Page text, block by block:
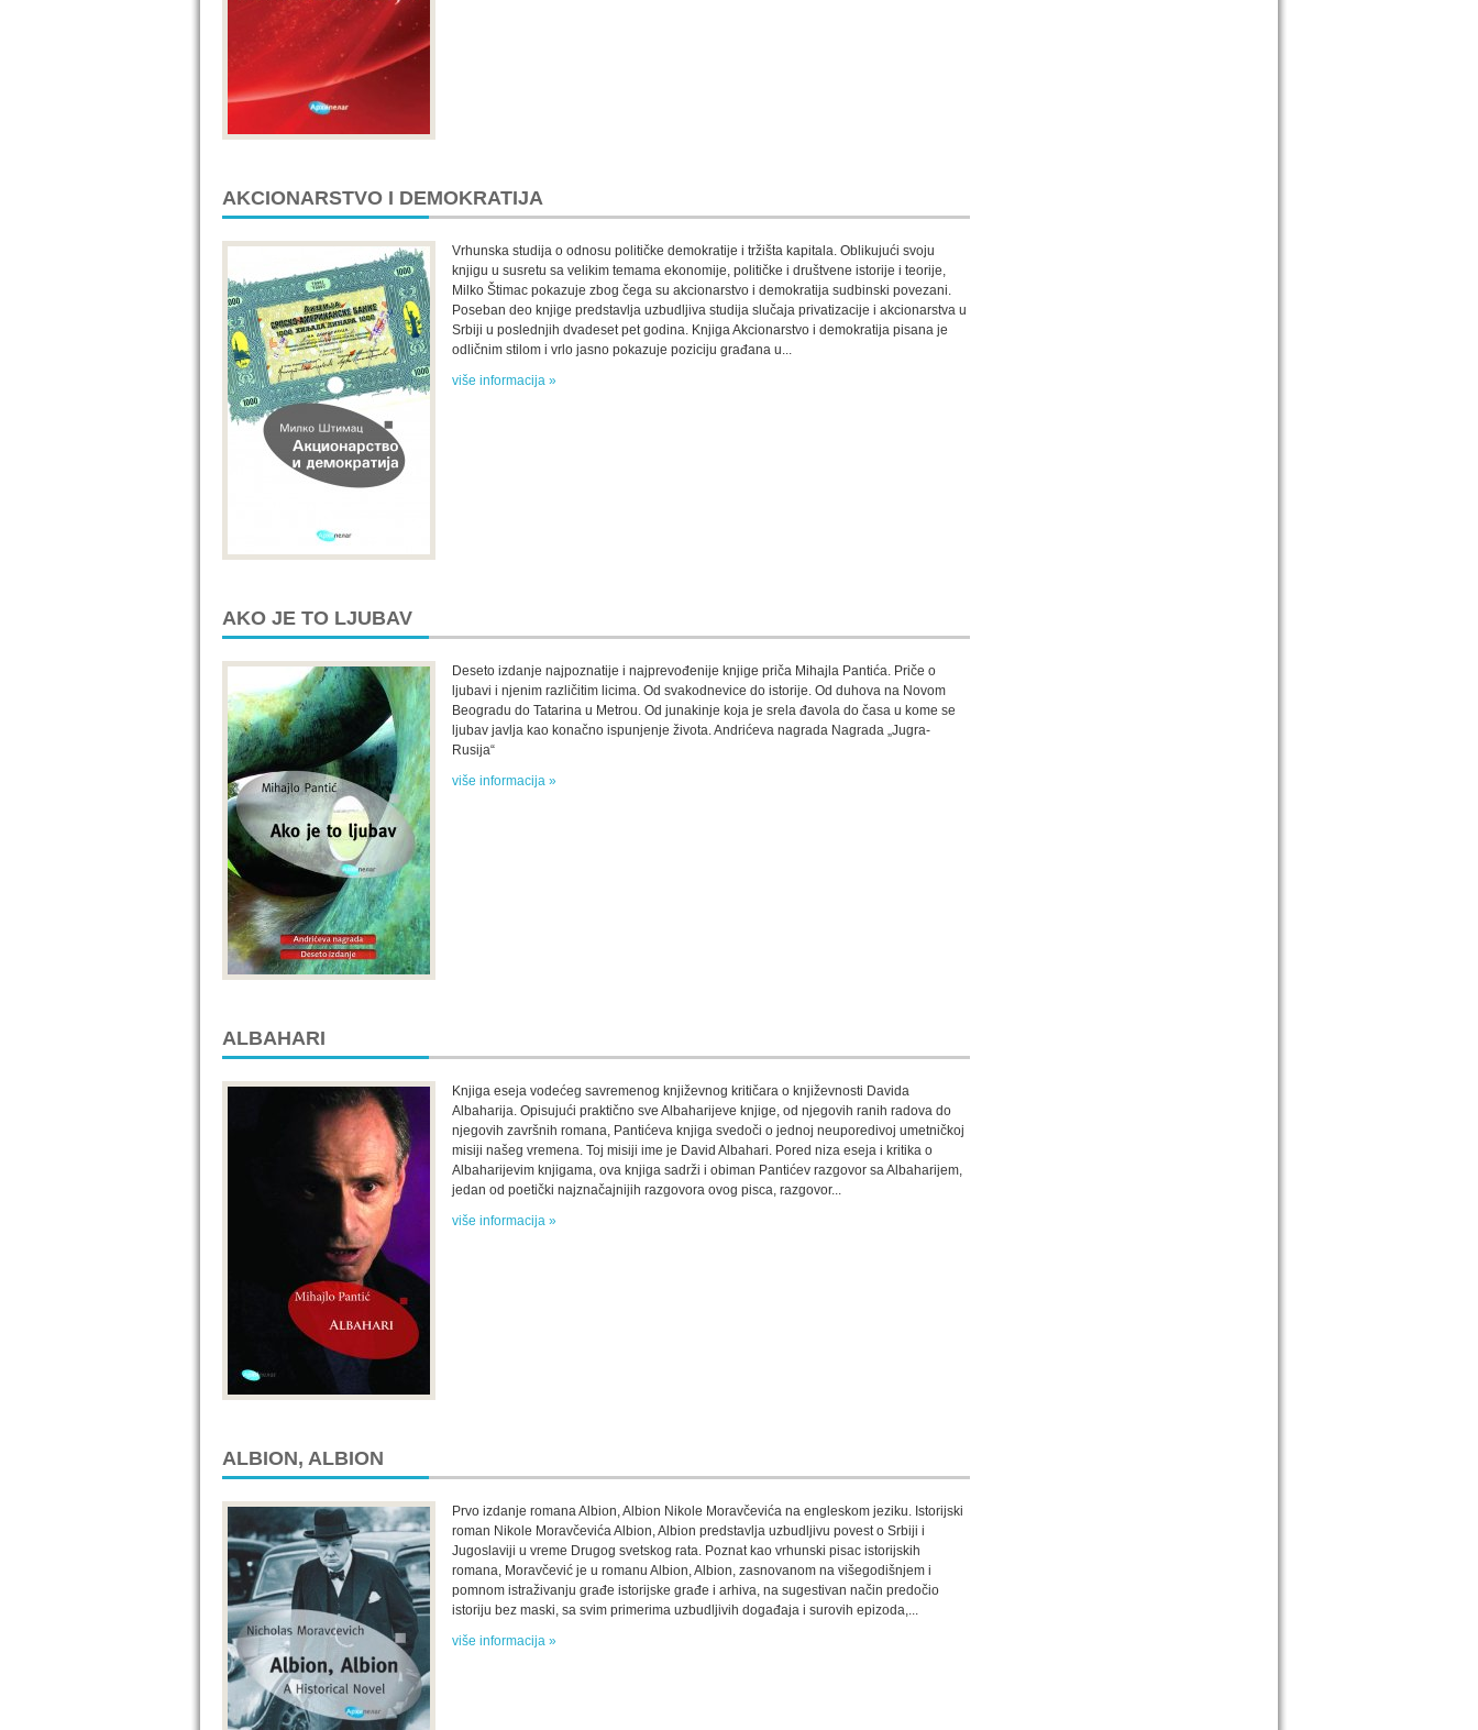
AKCIONARSTVO I DEMOKRATIJA
Vrhunska studija o odnosu političke demokratije i tržišta kapitala. Oblikujući svoju
knjigu u susretu sa velikim temama ekonomije, političke i društvene istorije i teorije,
Milko Štimac pokazuje zbog čega su akcionarstvo i demokratija sudbinski povezani.
Poseban deo knjige predstavlja uzbudljiva studija slučaja privatizacije i akcionarstva u
Srbiji u poslednjih dvadeset pet godina. Knjiga Akcionarstvo i demokratija pisana je
odličnim stilom i vrlo jasno pokazuje poziciju građana u...
više informacija »
AKO JE TO LJUBAV
Deseto izdanje najpoznatije i najprevođenije knjige priča Mihajla Pantića. Priče o
ljubavi i njenim različitim licima. Od svakodnevice do istorije. Od duhova na Novom
Beogradu do Tatarina u Metrou. Od junakinje koja je srela đavola do časa u kome se
ljubav javlja kao konačno ispunjenje života. Andrićeva nagrada Nagrada „Jugra-
Rusija“
više informacija »
ALBAHARI
Knjiga eseja vodećeg savremenog književnog kritičara o književnosti Davida
Albaharija. Opisujući praktično sve Albaharijeve knjige, od njegovih ranih radova do
njegovih završnih romana, Pantićeva knjiga svedoči o jednoj neuporedivoj umetničkoj
misiji našeg vremena. Toj misiji ime je David Albahari. Pored niza eseja i kritika o
Albaharijevim knjigama, ova knjiga sadrži i obiman Pantićev razgovor sa Albaharijem,
jedan od poetički najznačajnijih razgovora ovog pisca, razgovor...
više informacija »
ALBION, ALBION
Prvo izdanje romana Albion, Albion Nikole Moravčevića na engleskom jeziku. Istorijski
roman Nikole Moravčevića Albion, Albion predstavlja uzbudljivu povest o Srbiji i
Jugoslaviji u vreme Drugog svetskog rata. Poznat kao vrhunski pisac istorijskih
romana, Moravčević je u romanu Albion, Albion, zasnovanom na višegodišnjem i
pomnom istraživanju građe istorijske građe i arhiva, na sugestivan način predočio
istoriju bez maski, sa svim primerima uzbudljivih događaja i surovih epizoda,...
više informacija »